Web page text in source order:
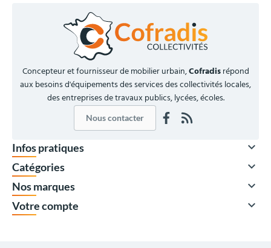
Concepteur et fournisseur de mobilier urbain,Cofradisrépond
aux besoins d'équipements des services des collectivités locales,
des entreprises de travaux publics, lycées, écoles.
Nous contacter
Infos pratiques 
Catégories 
Nos marques 
Votre compte 